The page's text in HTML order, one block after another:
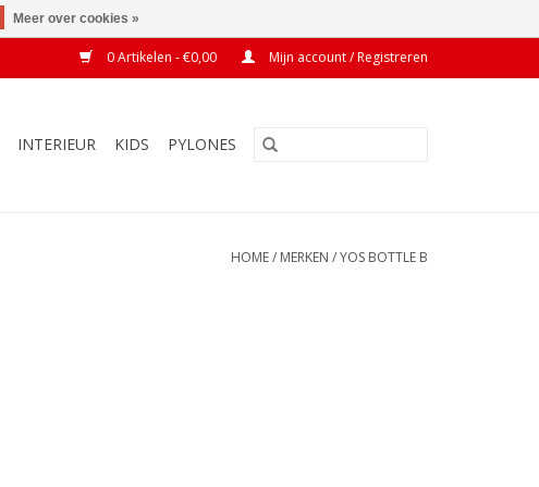
0 Artikelen - €0,00 Mijn account / Registreren
INTERIEUR KIDS PYLONES
HOME/ MERKEN /YOS BOTTLE B
Meer over cookies »